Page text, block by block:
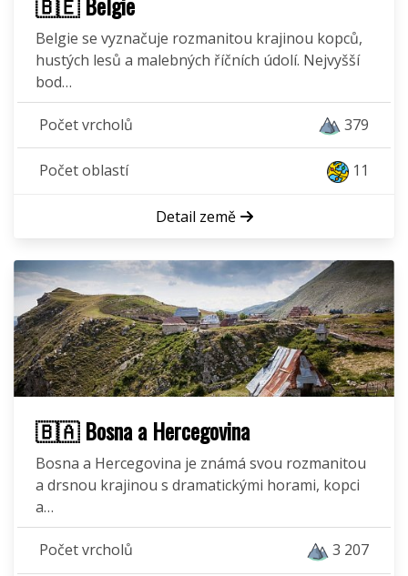
Belgie se vyznačuje rozmanitou krajinou kopců,
hustých lesů a malebných říčních údolí. Nejvyšší
bod…
Počet vrcholů 379
Počet oblastí 11
Detail země
🇧🇦 Bosna a Hercegovina
Bosna a Hercegovina je známá svou rozmanitou
a drsnou krajinou s dramatickými horami, kopci
a…
Počet vrcholů 3 207